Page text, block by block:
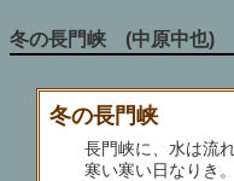
冬の長門峡 (中原中也)
冬の長門峡
長門峡に、水は流
寒い寒い日なりき。